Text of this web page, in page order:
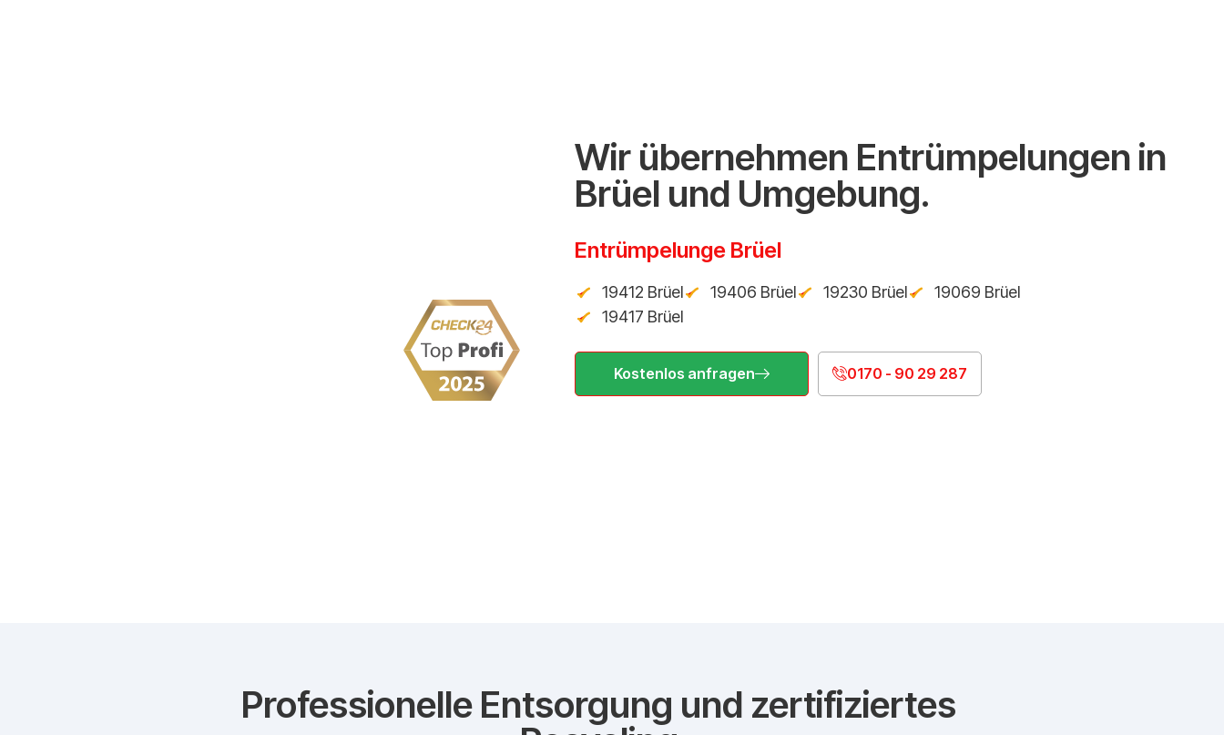
Wir übernehmen Entrümpelungen in
Brüel und Umgebung.
Entrümpelunge Brüel
19412 Brüel 19406 Brüel 19230 Brüel
19069 Brüel
19417 Brüel
Kostenlos anfragen 0170 - 90 29 287
Professionelle Entsorgung und zertifiziertes